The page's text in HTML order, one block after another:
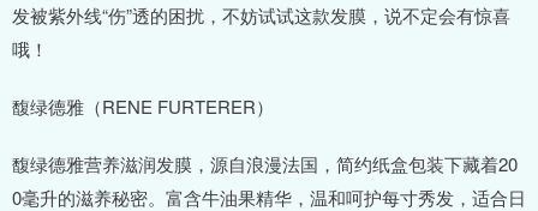
发被紫外线“伤”透的困扰，不妨试试这款发膜，说不定会有惊喜
哦！
馥绿德雅（RENE FURTERER）
馥绿德雅营养滋润发膜，源自浪漫法国，简约纸盒包装下藏着20
0毫升的滋养秘密。富含牛油果精华，温和呵护每寸秀发，适合日